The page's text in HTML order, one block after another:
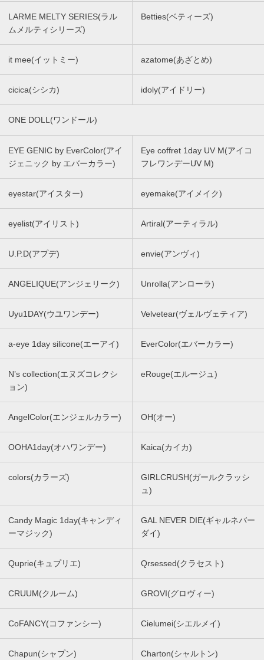
LARME MELTY SERIES(ラル
ムメルティシリーズ)
Betties(ベティーズ)
it mee(イットミー) azatome(あざとめ)
cicica(シシカ) idoly(アイドリー)
ONE DOLL(ワンドール)
EYE GENIC by EverColor(アイ
ジェニック by エバーカラー)
Eye coffret 1day UV M(アイコ
フレワンデーUV M)
eyestar(アイスター) eyemake(アイメイク)
eyelist(アイリスト) Artiral(アーティラル)
U.P.D(アプデ) envie(アンヴィ)
ANGELIQUE(アンジェリーク) Unrolla(アンローラ)
Uyu1DAY(ウユワンデー) Velvetear(ヴェルヴェティア)
a-eye 1day silicone(エーアイ) EverColor(エバーカラー)
N’s collection(エヌズコレクシ
ョン)
eRouge(エルージュ)
AngelColor(エンジェルカラー) OH(オー)
OOHA1day(オハワンデー) Kaica(カイカ)
colors(カラーズ)
GIRLCRUSH(ガールクラッシ
ュ)
Candy Magic 1day(キャンディ
ーマジック)
GAL NEVER DIE(ギャルネバー
ダイ)
Quprie(キュプリエ) Qrsessed(クラセスト)
CRUUM(クルーム) GROVI(グロヴィー)
CoFANCY(コファンシー) Cielumei(シエルメイ)
Chapun(シャプン) Charton(シャルトン)